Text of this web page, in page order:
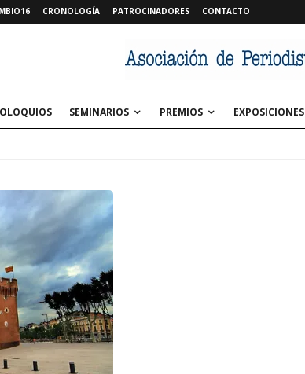
CRONOLOGÍA PATROCINADORES CONTACTO
SEMINARIOS PREMIOS EXPOSICIONES